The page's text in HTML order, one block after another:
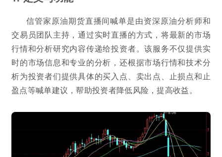
信管家原油期货直播间喊单是由资深原油分析师和
交易员团队主持，通过实时直播的方式，将最新的市场
行情和分析研究内容传递给投资者。该服务不仅提供实
时的市场信息和专业的分析，还根据市场行情和技术分
析为投资者们提供具体的买入点、卖出点、止损点和止
盈点等喊单建议，帮助投资者降低风险，提高收益。